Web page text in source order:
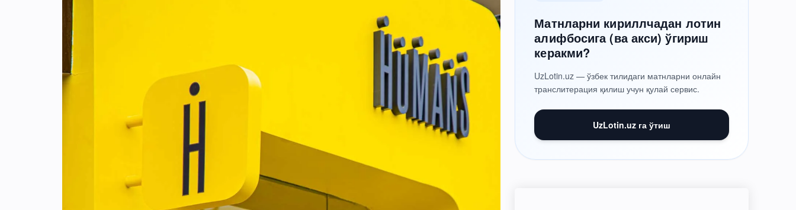
Матнларни кириллчадан лотин
алифбосига (ва акси) ўгириш
керакми?
UzLotin.uz — ўзбек тилидаги матнларни онлайн
транслитерация қилиш учун қулай сервис.
UzLotin.uz га ўтиш